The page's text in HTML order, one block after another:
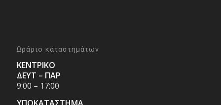
Ωράριο καταστημάτων
ΚΕΝΤΡΙΚΟ
ΔΕΥΤ – ΠΑΡ
9:00 – 17:00
ΥΠΟΚΑΤΑΣΤΗΜΑ